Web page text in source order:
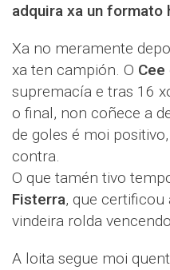
adquira xa un formato
Xa no meramente
xa ten campión. O Cee
supremacía e tras 16
o final, non coñece a
de goles é moi
contra.
O que tamén tivo
Fisterra, que certificou
vindeira rolda
A loita segue moi